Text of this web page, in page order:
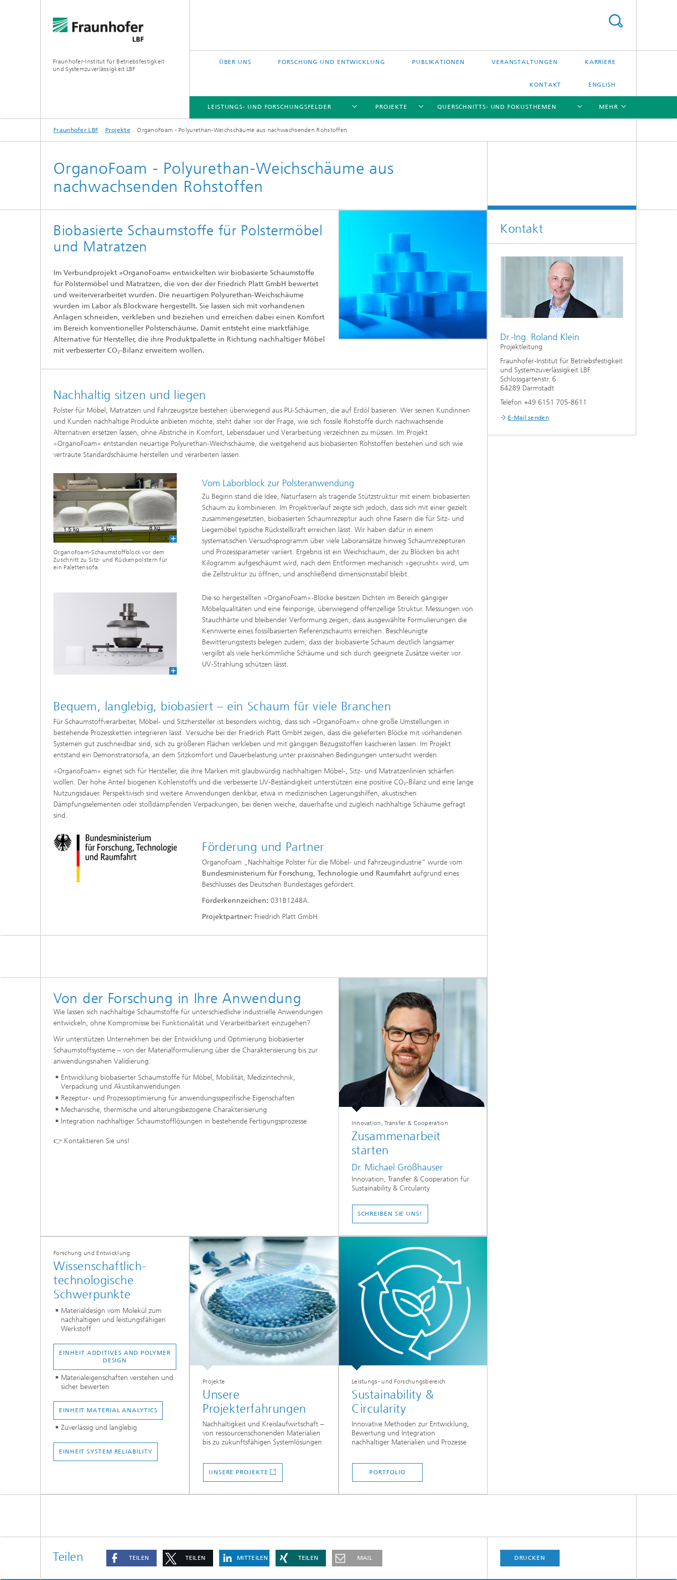
Fraunhofer-Institut für Betriebsfestigkeit
und Systemzuverlässigkeit LBF
ÜBER UNS FORSCHUNG UND ENTWICKLUNG PUBLIKATIONEN VERANSTALTUNGEN KARRIERE
KONTAKT ENGLISH
LEISTUNGS- UND FORSCHUNGSFELDER
LEISTUNGS- UND FORSCHUNGSFELDER
PROJEKTE
PROJEKTE
QUERSCHNITTS- UND FOKUSTHEMEN
QUERSCHNITTS- UND FOKUSTHEMEN
MEHR
Fraunhofer LBF Projekte OrganoFoam - Polyurethan-Weichschäume aus nachwachsenden Rohstoffen
OrganoFoam - Polyurethan-Weichschäume aus
nachwachsenden Rohstoffen
Biobasierte Schaumstoffe für Polstermöbel
und Matratzen
Im Verbundprojekt »OrganoFoam« entwickelten wir biobasierte Schaumstoffe
für Polstermöbel und Matratzen, die von der der Friedrich Platt GmbH bewertet
und weiterverarbeitet wurden. Die neuartigen Polyurethan-Weichschäume
wurden im Labor als Blockware hergestellt. Sie lassen sich mit vorhandenen
Anlagen schneiden, verkleben und beziehen und erreichen dabei einen Komfort
im Bereich konventioneller Polsterschäume. Damit entsteht eine marktfähige
Alternative für Hersteller, die ihre Produktpalette in Richtung nachhaltiger Möbel
mit verbesserter CO₂-Bilanz erweitern wollen.
Nachhaltig sitzen und liegen
Polster für Möbel, Matratzen und Fahrzeugsitze bestehen überwiegend aus PU-Schäumen, die auf Erdöl basieren. Wer seinen Kundinnen
und Kunden nachhaltige Produkte anbieten möchte, steht daher vor der Frage, wie sich fossile Rohstoffe durch nachwachsende
Alternativen ersetzen lassen, ohne Abstriche in Komfort, Lebensdauer und Verarbeitung verzeichnen zu müssen. Im Projekt
»OrganoFoam« entstanden neuartige Polyurethan-Weichschäume, die weitgehend aus biobasierten Rohstoffen bestehen und sich wie
vertraute Standardschäume herstellen und verarbeiten lassen.
OrganoFoam-Schaumstoffblock vor dem
Zuschnitt zu Sitz- und Rückenpolstern für
ein Palettensofa.
Vom Laborblock zur Polsteranwendung
Zu Beginn stand die Idee, Naturfasern als tragende Stützstruktur mit einem biobasierten
Schaum zu kombinieren. Im Projektverlauf zeigte sich jedoch, dass sich mit einer gezielt
zusammengesetzten, biobasierten Schaumrezeptur auch ohne Fasern die für Sitz- und
Liegemöbel typische Rückstellkraft erreichen lässt. Wir haben dafür in einem
systematischen Versuchsprogramm über viele Laboransätze hinweg Schaumrezepturen
und Prozessparameter variiert. Ergebnis ist ein Weichschaum, der zu Blöcken bis acht
Kilogramm aufgeschäumt wird, nach dem Entformen mechanisch »gecrusht« wird, um
die Zellstruktur zu öffnen, und anschließend dimensionsstabil bleibt.
Die so hergestellten »OrganoFoam«-Blöcke besitzen Dichten im Bereich gängiger
Möbelqualitäten und eine feinporige, überwiegend offenzellige Struktur. Messungen von
Stauchhärte und bleibender Verformung zeigen, dass ausgewählte Formulierungen die
Kennwerte eines fossilbasierten Referenzschaums erreichen. Beschleunigte
Bewitterungstests belegen zudem, dass der biobasierte Schaum deutlich langsamer
vergilbt als viele herkömmliche Schäume und sich durch geeignete Zusätze weiter vor
UV-Strahlung schützen lässt.
Bequem, langlebig, biobasiert – ein Schaum für viele Branchen
Für Schaumstoffverarbeiter, Möbel- und Sitzhersteller ist besonders wichtig, dass sich »OrganoFoam« ohne große Umstellungen in
bestehende Prozessketten integrieren lässt. Versuche bei der Friedrich Platt GmbH zeigen, dass die gelieferten Blöcke mit vorhandenen
Systemen gut zuschneidbar sind, sich zu größeren Flächen verkleben und mit gängigen Bezugsstoffen kaschieren lassen. Im Projekt
entstand ein Demonstratorsofa, an dem Sitzkomfort und Dauerbelastung unter praxisnahen Bedingungen untersucht werden.
»OrganoFoam« eignet sich für Hersteller, die ihre Marken mit glaubwürdig nachhaltigen Möbel-, Sitz- und Matratzenlinien schärfen
wollen. Der hohe Anteil biogenen Kohlenstoffs und die verbesserte UV-Beständigkeit unterstützen eine positive CO₂-Bilanz und eine lange
Nutzungsdauer. Perspektivisch sind weitere Anwendungen denkbar, etwa in medizinischen Lagerungshilfen, akustischen
Dämpfungselementen oder stoßdämpfenden Verpackungen, bei denen weiche, dauerhafte und zugleich nachhaltige Schäume gefragt
sind.
Förderung und Partner
OrganoFoam „Nachhaltige Polster für die Möbel- und Fahrzeugindustrie“ wurde vom
Bundesministerium für Forschung, Technologie und Raumfahrtaufgrund eines
Beschlusses des Deutschen Bundestages gefördert.
Förderkennzeichen: 031B1248A.
Projektpartner: Friedrich Platt GmbH
Von der Forschung in Ihre Anwendung
Wie lassen sich nachhaltige Schaumstoffe für unterschiedliche industrielle Anwendungen
entwickeln, ohne Kompromisse bei Funktionalität und Verarbeitbarkeit einzugehen?
Wir unterstützen Unternehmen bei der Entwicklung und Optimierung biobasierter
Schaumstoffsysteme – von der Materialformulierung über die Charakterisierung bis zur
anwendungsnahen Validierung.
Entwicklung biobasierter Schaumstoffe für Möbel, Mobilität, Medizintechnik,
Verpackung und Akustikanwendungen
Rezeptur- und Prozessoptimierung für anwendungsspezifische Eigenschaften
Mechanische, thermische und alterungsbezogene Charakterisierung
Integration nachhaltiger Schaumstofflösungen in bestehende Fertigungsprozesse
👉 Kontaktieren Sie uns!
Innovation, Transfer & Cooperation
Zusammenarbeit
starten
Dr. Michael Großhauser
Innovation, Transfer & Cooperation für
Sustainability & Circularity
SCHREIBEN SIE UNS!
Forschung und Entwicklung
Wissenschaftlich-
technologische
Schwerpunkte
Materialdesign vom Molekül zum
nachhaltigen und leistungsfähigen
Werkstoff
EINHEIT ADDITIVES AND POLYMER
DESIGN
Materialeigenschaften verstehen und
sicher bewerten
EINHEIT MATERIAL ANALYTICS
Zuverlässig und langlebig
EINHEIT SYSTEM RELIABILITY
Projekte
Unsere
Projekterfahrungen
Nachhaltigkeit und Kreislaufwirtschaft –
von ressourcenschonenden Materialien
bis zu zukunftsfähigen Systemlösungen
UNSERE PROJEKTE
Leistungs- und Forschungsbereich
Sustainability &
Circularity
Innovative Methoden zur Entwicklung,
Bewertung und Integration
nachhaltiger Materialien und Prozesse
PORTFOLIO
Kontakt
Dr.-Ing. Roland Klein
Projektleitung
Fraunhofer-Institut für Betriebsfestigkeit
und Systemzuverlässigkeit LBF
Schlossgartenstr. 6
64289 Darmstadt
Telefon +49 6151 705-8611
E-Mail senden
Teilen TEILEN TEILEN MITTEILEN TEILEN MAIL DRUCKEN